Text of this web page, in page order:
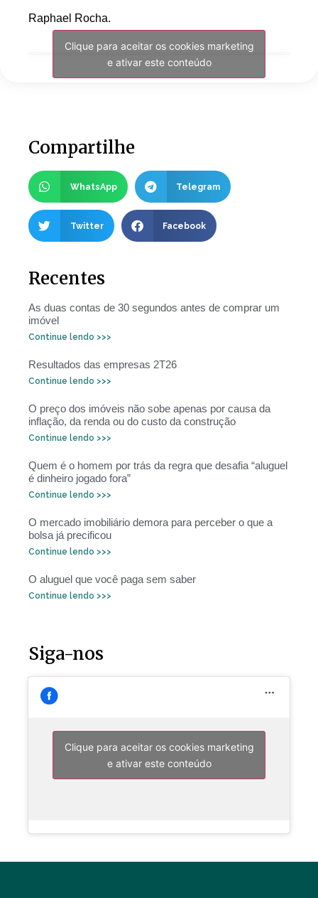
Raphael Rocha.
Clique para aceitar os cookies marketing
e ativar este conteúdo
Compartilhe
WhatsApp Telegram
Twitter Facebook
Recentes
As duas contas de 30 segundos antes de comprar um
imóvel
Continue lendo >>>
Resultados das empresas 2T26
Continue lendo >>>
O preço dos imóveis não sobe apenas por causa da
inflação, da renda ou do custo da construção
Continue lendo >>>
Quem é o homem por trás da regra que desafia “aluguel
é dinheiro jogado fora”
Continue lendo >>>
O mercado imobiliário demora para perceber o que a
bolsa já precificou
Continue lendo >>>
O aluguel que você paga sem saber
Continue lendo >>>
Siga-nos
Clique para aceitar os cookies marketing
e ativar este conteúdo